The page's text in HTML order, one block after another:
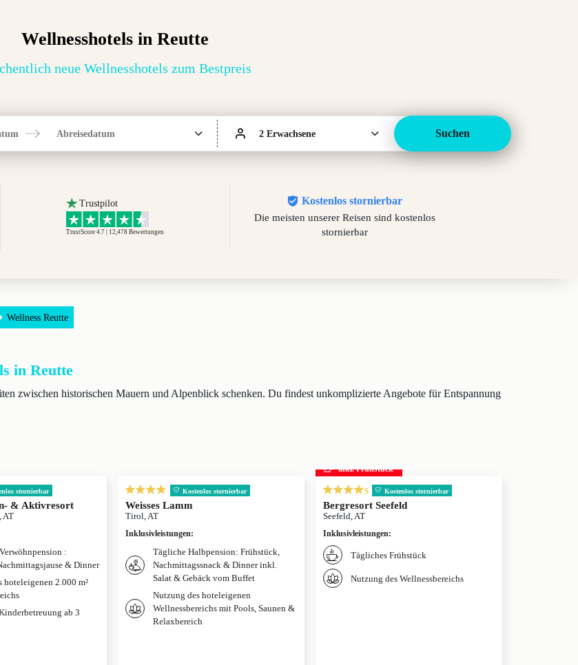
Wellnesshotels in Reutte
neue Wellnesshotels zum Bestpreis
Abreisedatum 2 Erwachsene Suchen
Trustpilot
TrustScore 4.7 | 12,478 Bewertungen
Kostenlos stornierbar
Die meisten unserer Reisen sind kostenlos
stornierbar
Wellness Reutte
in Reutte
zwischen historischen Mauern und Alpenblick schenken. Du findest unkomplizierte Angebote für Entspannung
stornierbar
& Aktivresort
AT
:
& Dinner
hoteleigenen 2.000 m²
ab 3
Kostenlos stornierbar
Weisses Lamm
Tirol, AT
Inklusivleistungen:
Tägliche Halbpension: Frühstück,
Nachmittagssnack & Dinner inkl.
Salat & Gebäck vom Buffet
Nutzung des hoteleigenen
Wellnessbereichs mit Pools, Saunen &
Relaxbereich
inkl. Frühstück
s Kostenlos stornierbar
Bergresort Seefeld
Seefeld, AT
Inklusivleistungen:
Tägliches Frühstück
Nutzung des Wellnessbereichs